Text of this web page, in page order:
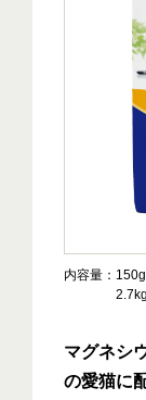
内容量 150g
マグネシ
の愛猫に